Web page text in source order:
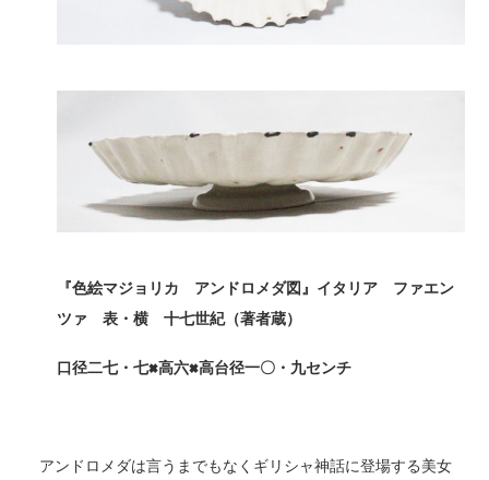
『色絵マジョリカ アンドロメダ図』イタリア ファエン
ツァ 表・横 十七世紀（著者蔵）
口径二七・七×高六×高台径一〇・九センチ
アンドロメダは言うまでもなくギリシャ神話に登場する美女